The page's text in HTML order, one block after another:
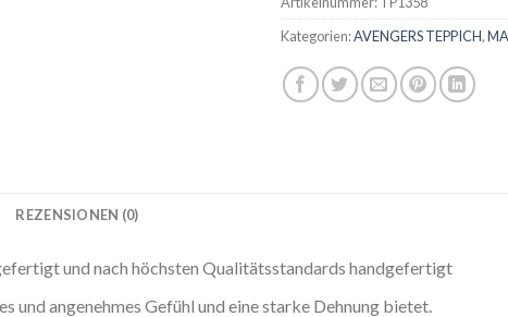
Kategorien:AVENGERS TEPPICH,
REZENSIONEN (0)
und nach höchsten Qualitätsstandards handgefertigt
und angenehmes Gefühl und eine starke Dehnung bietet.